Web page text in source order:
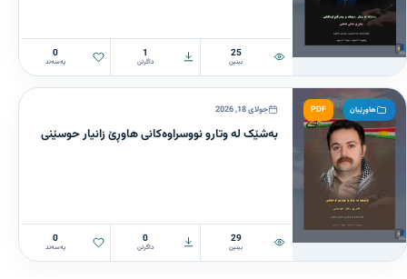
25
بینین
1
داگرتن
0
پەسەند
هاوڕێیان PDF جولای 18, 2026
بەشێک لە وتارو نووسراوەکانی هاوڕێ زانیار حوسێنی
29
بینین
0
داگرتن
0
پەسەند